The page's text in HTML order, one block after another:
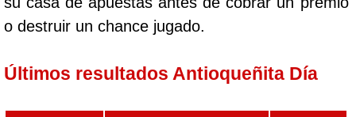
o destruir un chance jugado.
Últimos resultados Antioqueñita Día